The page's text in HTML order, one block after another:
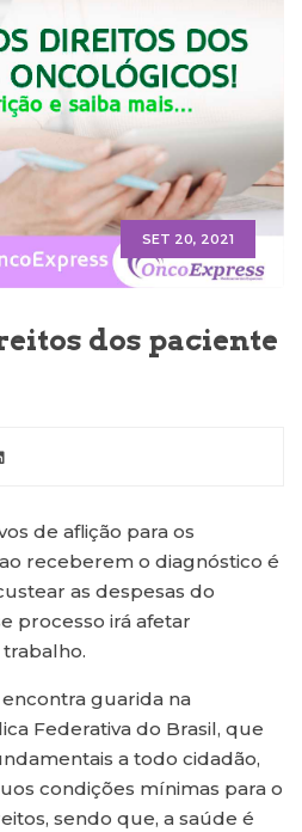
SET 20, 2021
dos paciente
de aflição para os
receberem o diagnóstico é
as despesas do
processo irá afetar
guarida na
Federativa do Brasil, que
a todo cidadão,
condições mínimas para o
sendo que, a saúde é